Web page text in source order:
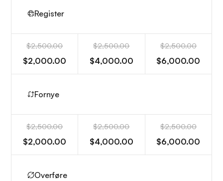
Register
$2,500.00
$2,000.00
$2,500.00
$4,000.00
$2,500.00
$6,000.00
Fornye
$2,500.00
$2,000.00
$2,500.00
$4,000.00
$2,500.00
$6,000.00
Overføre